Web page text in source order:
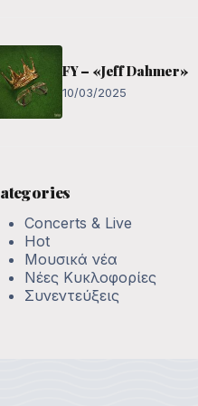
FY – «Jeff Dahmer»
10/03/2025
Concerts & Live
Hot
Μουσικά νέα
Νέες Κυκλοφορίες
Συνεντεύξεις